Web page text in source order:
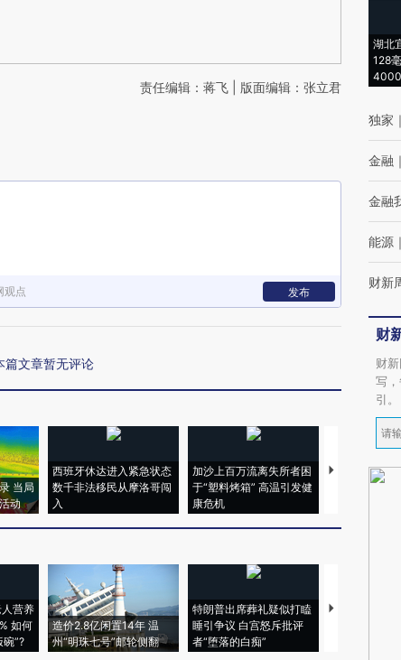
责任编辑：蒋飞 | 版面编辑：张立君
观点 发布
篇文章暂无评论
当局
动
西班牙休达进入紧急状态
数千非法移民从摩洛哥闯
入
加沙上百万流离失所者困
于“塑料烤箱” 高温引发健
康危机
视线｜
术：是什么让
营养
如何
”?
造价2.8亿闲置14年 温
州“明珠七号”邮轮侧翻
特朗普出席葬礼疑似打瞌
睡引争议 白宫怒斥批评
者“堕落的白痴”
视线｜全球最
湖北
128
独家 ｜
金融 ｜
金融
能源 ｜
财新
财
财
写
引。